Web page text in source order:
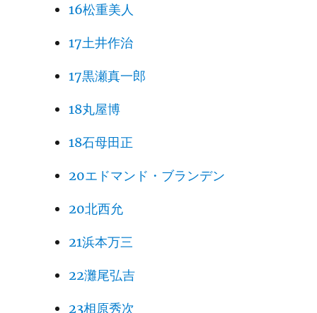
16松重美人
17土井作治
17黒瀬真一郎
18丸屋博
18石母田正
20エドマンド・ブランデン
20北西允
21浜本万三
22灘尾弘吉
23相原秀次